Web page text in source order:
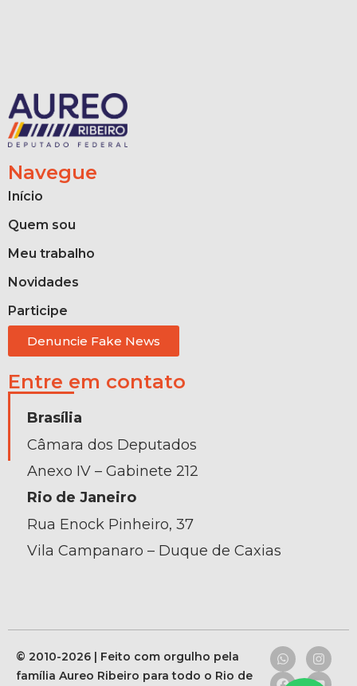
Navegue
Início
Quem sou
Meu trabalho
Novidades
Participe
Denuncie Fake News
Entre em contato
Brasília
Câmara dos Deputados
Anexo IV – Gabinete 212
Rio de Janeiro
Rua Enock Pinheiro, 37
Vila Campanaro – Duque de Caxias
© 2010-2026 | Feito com orgulho pela
família Aureo Ribeiro para todo o Rio de